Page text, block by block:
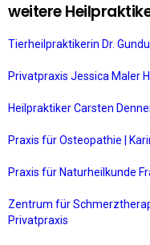
weitere
Tierheilpraktikerin Dr.
Privatpraxis Jessica Maler
Heilpraktiker Carsten
Praxis für Osteopathie |
Praxis für Naturheilkunde
Zentrum für
Privatpraxis